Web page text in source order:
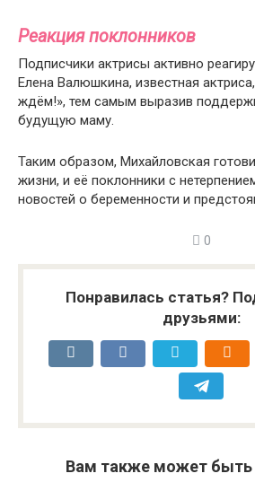
Реакция поклонников
Подписчики актрисы активно
Елена Валюшкина, известная
ждём!», тем самым выразив
будущую маму.
Таким образом, Михайловская
жизни, и её поклонники с
новостей о беременности и
0
Понравилась статья?
друзьями:
Вам также может быть